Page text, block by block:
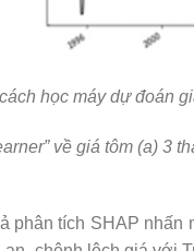
học máy dự đoán
về giá tôm (a) 3
phân tích SHAP